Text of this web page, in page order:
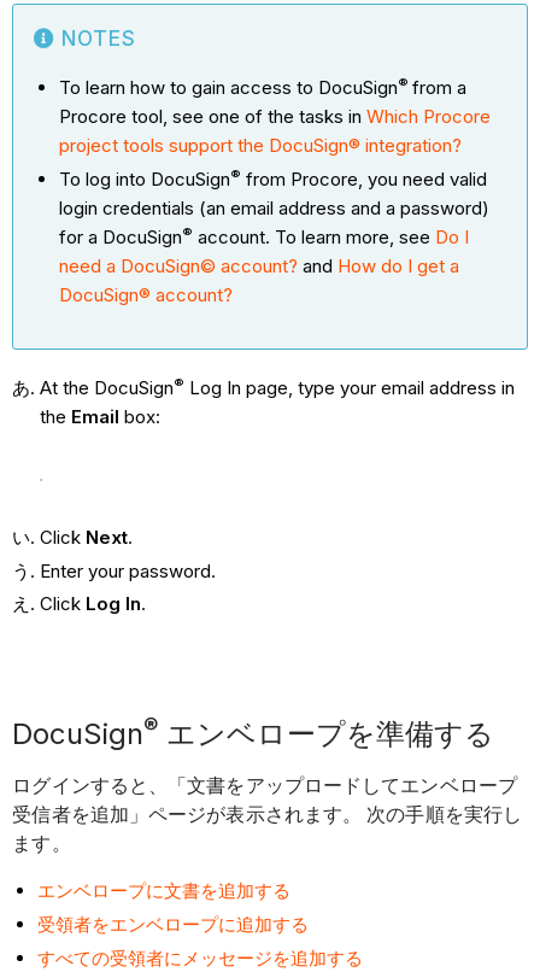
NOTES
To learn how to gain access to DocuSign®from a
Procore tool, see one of the tasks inWhich Procore
project tools support the DocuSign® integration?
To log into DocuSign® from Procore, you need valid
login credentials (an email address and a password)
for a DocuSign® account. To learn more, see Do I
need a DocuSign© account? and How do I get a
DocuSign® account?
At the DocuSign® Log In page, type your email address in
the Email box:
Click Next.
Enter your password.
Click Log In.
DocuSign® エンベロープを準備する
ログインすると、「文書をアップロードしてエンベロープ
受信者を追加」ページが表示されます。 次の手順を実行し
ます。
エンベロープに文書を追加する
受領者をエンベロープに追加する
すべての受領者にメッセージを追加する